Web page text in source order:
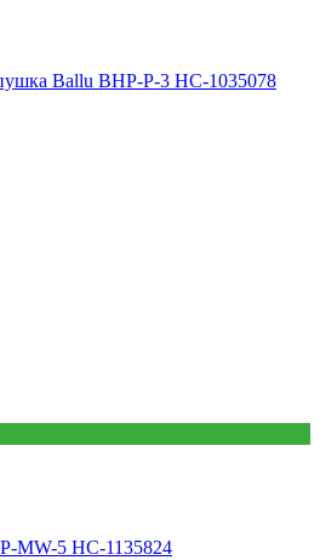
Ballu BHP-P-3 НС-1035078
MW-5 НС-1135824